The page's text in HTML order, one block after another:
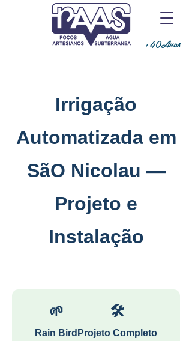
+40Anos
Irrigação
Automatizada em
SãO Nicolau —
Projeto e
Instalação
🌱
Rain Bird
🛠
Projeto Completo